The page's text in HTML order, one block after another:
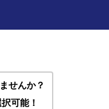
せんか？
可能！